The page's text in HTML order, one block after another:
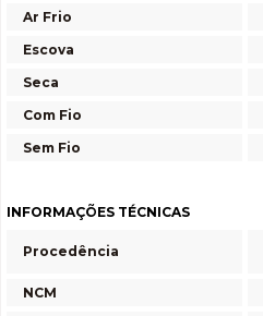
Ar Frio
Escova
Seca
Com Fio
Sem Fio
INFORMAÇÕES TÉCNICAS
Procedência
NCM